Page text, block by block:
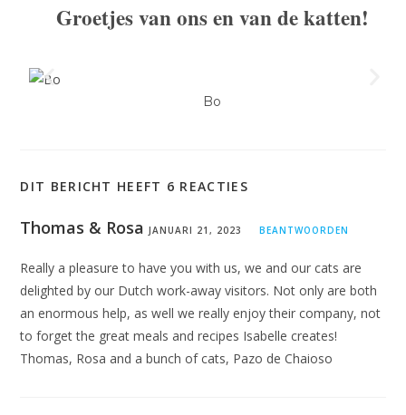
Groetjes van ons en van de katten!
Bo
DIT BERICHT HEEFT 6 REACTIES
Thomas & Rosa JANUARI 21, 2023 BEANTWOORDEN
Really a pleasure to have you with us, we and our cats are
delighted by our Dutch work-away visitors. Not only are both
an enormous help, as well we really enjoy their company, not
to forget the great meals and recipes Isabelle creates!
Thomas, Rosa and a bunch of cats, Pazo de Chaioso